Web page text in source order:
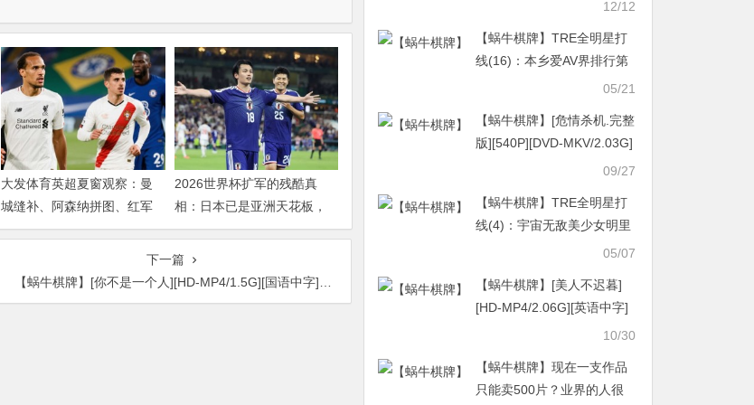
大发体育英超夏窗观察：曼
城缝补、阿森纳拼图、红军
重建、曼联破局——新赛季
2026世界杯扩军的残酷真
相：日本已是亚洲天花板，
国足的差距远不止几个名额
下一篇
【蜗牛棋牌】[你不是一个人][HD-MP4/1.5G][国语中字][1080P][国产奇幻爱情宅男试爱]
12/12
【蜗牛棋牌】TRE全明星打
线(16)：本乡爱AV界排行第
05/21
【蜗牛棋牌】[危情杀机.完整
版][540P][DVD-MKV/2.03G]
[国语中繁][稀缺台猫情色三
09/27
【蜗牛棋牌】TRE全明星打
线(4)：宇宙无敌美少女明里
05/07
【蜗牛棋牌】[美人不迟暮]
[HD-MP4/2.06G][英语中字]
[1080P][欧美爱情奇幻电影]
10/30
【蜗牛棋牌】现在一支作品
只能卖500片？业界的人很